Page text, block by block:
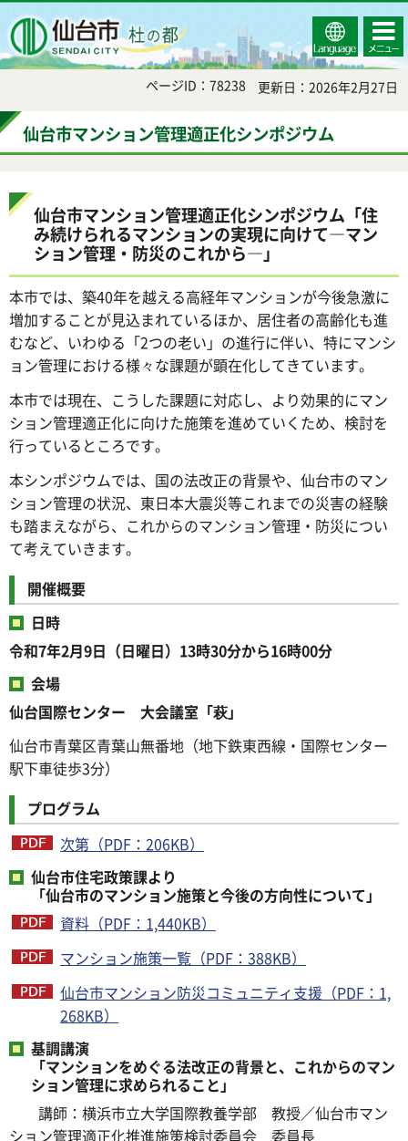
Select
Language
コンテ
ンツメ
ニュー
ページID：78238 更新日：2026年2月27日
仙台市マンション管理適正化シンポジウム
仙台市マンション管理適正化シンポジウム「住
み続けられるマンションの実現に向けて―マン
ション管理・防災のこれから―」
本市では、築40年を越える高経年マンションが今後急激に
増加することが見込まれているほか、居住者の高齢化も進
むなど、いわゆる「2つの老い」の進行に伴い、特にマンシ
ョン管理における様々な課題が顕在化してきています。
本市では現在、こうした課題に対応し、より効果的にマン
ション管理適正化に向けた施策を進めていくため、検討を
行っているところです。
本シンポジウムでは、国の法改正の背景や、仙台市のマン
ション管理の状況、東日本大震災等これまでの災害の経験
も踏まえながら、これからのマンション管理・防災につい
て考えていきます。
開催概要
日時
令和7年2月9日（日曜日）13時30分から16時00分
会場
仙台国際センター 大会議室「萩」
仙台市青葉区青葉山無番地（地下鉄東西線・国際センター
駅下車徒歩3分）
プログラム
次第（PDF：206KB）
仙台市住宅政策課より
「仙台市のマンション施策と今後の方向性について」
資料（PDF：1,440KB）
マンション施策一覧（PDF：388KB）
仙台市マンション防災コミュニティ支援（PDF：1,
268KB）
基調講演
「マンションをめぐる法改正の背景と、これからのマン
ション管理に求められること」
講師：横浜市立大学国際教養学部 教授／仙台市マン
ション管理適正化推進施策検討委員会 委員長